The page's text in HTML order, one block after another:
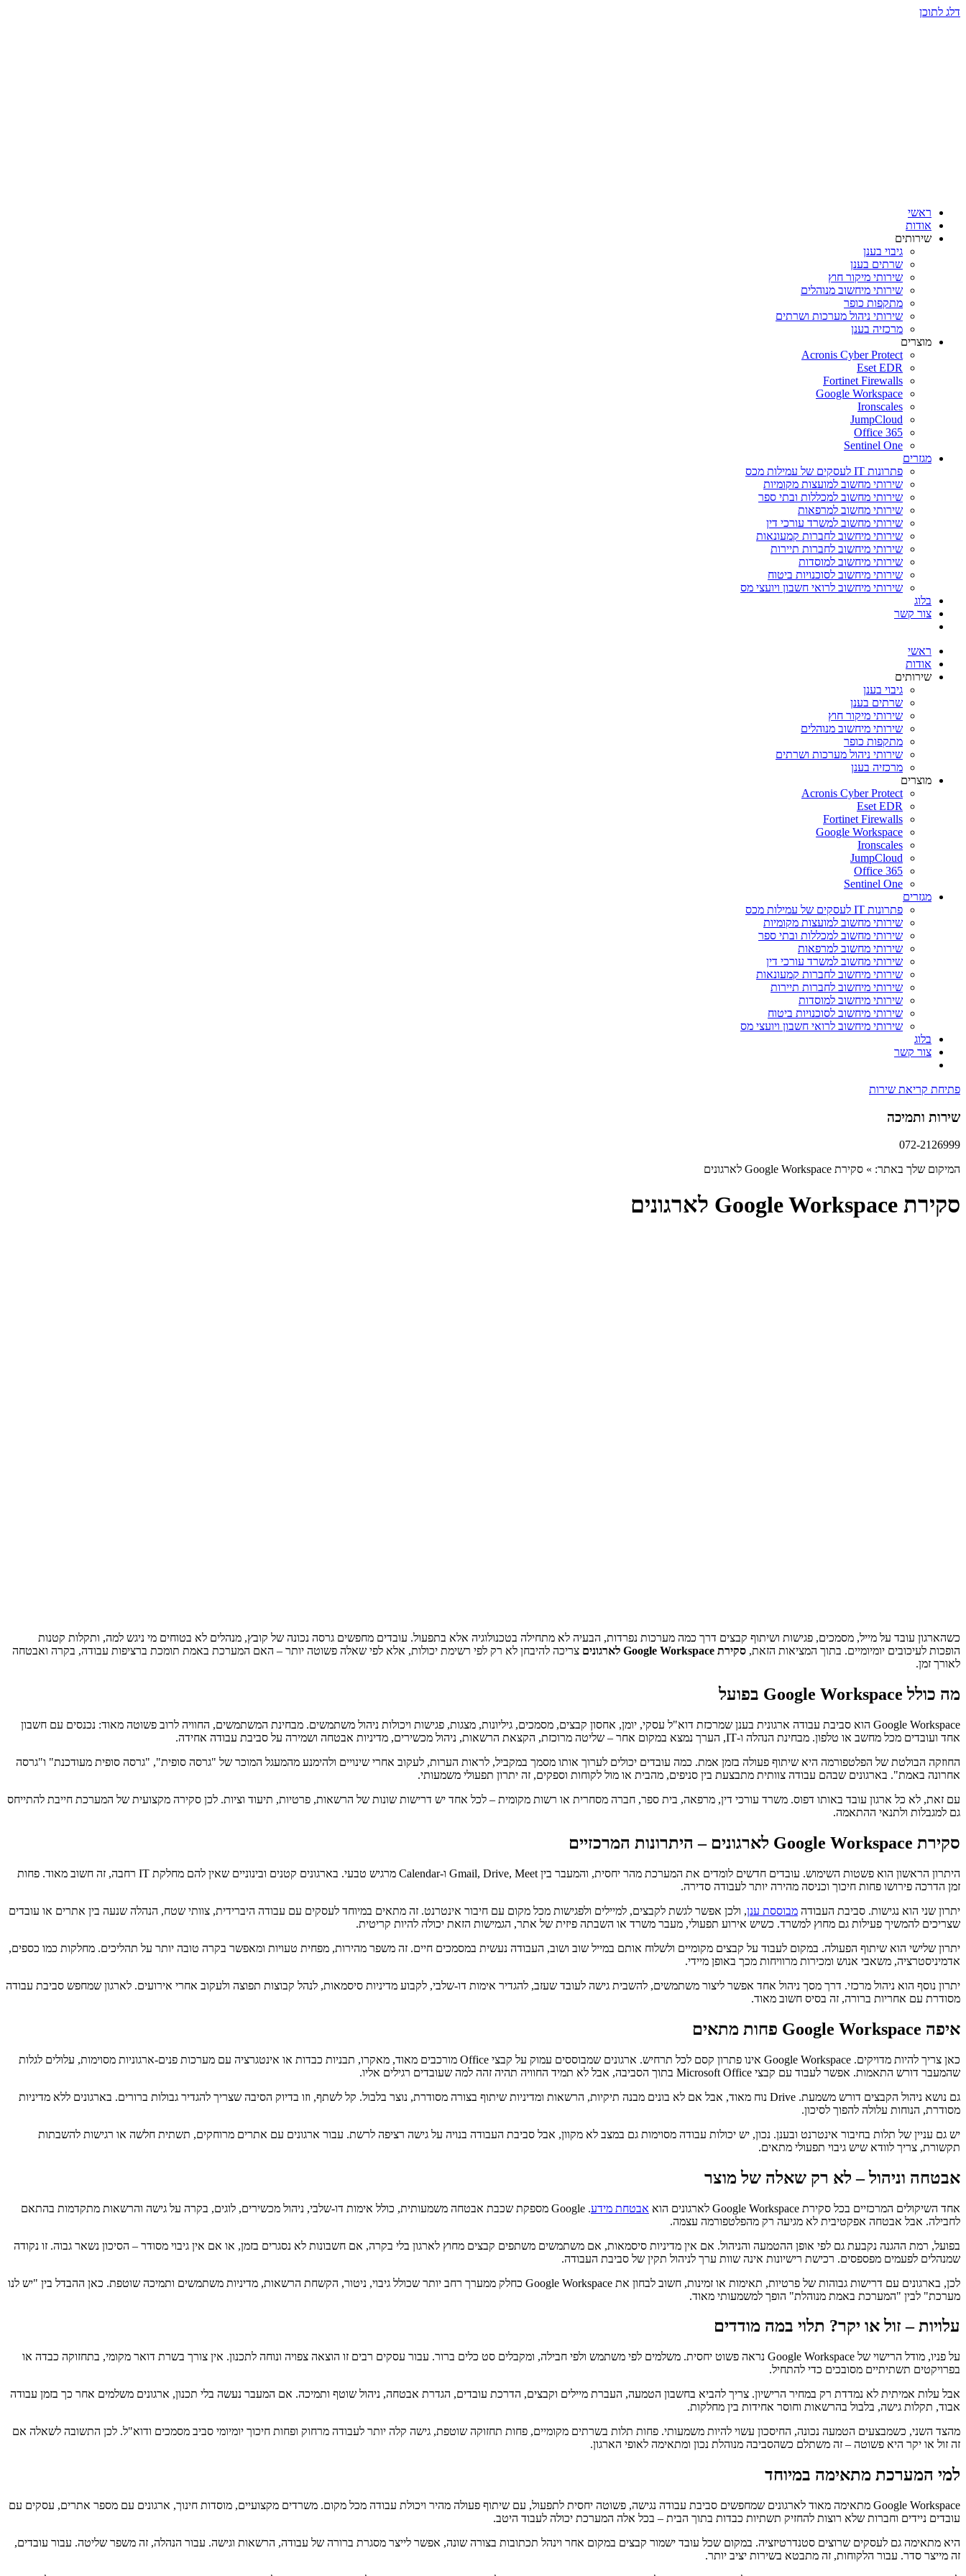
דלג לתוכן
ראשי
אודות
שירותים
גיבוי בענן
שרתים בענן
שירותי מיקור חוץ
שירותי מיחשוב מנוהלים
מתקפות כופר
שירותי ניהול מערכות ושרתים
מרכזיה בענן
מוצרים
Acronis Cyber Protect
Eset EDR
Fortinet Firewalls
Google Workspace
Ironscales
JumpCloud
Office 365
Sentinel One
מגזרים
פתרונות IT לעסקים של עמילות מכס
שירותי מחשוב למועצות מקומיות
שירותי מחשוב למכללות ובתי ספר
שירותי מחשוב למרפאות
שירותי מחשוב למשרד עורכי דין
שירותי מיחשוב לחברות קמעונאות
שירותי מיחשוב לחברות תיירות
שירותי מיחשוב למוסדות
שירותי מיחשוב לסוכנויות ביטוח
שירותי מיחשוב לרואי חשבון ויועצי מס
בלוג
צור קשר
ראשי
אודות
שירותים
גיבוי בענן
שרתים בענן
שירותי מיקור חוץ
שירותי מיחשוב מנוהלים
מתקפות כופר
שירותי ניהול מערכות ושרתים
מרכזיה בענן
מוצרים
Acronis Cyber Protect
Eset EDR
Fortinet Firewalls
Google Workspace
Ironscales
JumpCloud
Office 365
Sentinel One
מגזרים
פתרונות IT לעסקים של עמילות מכס
שירותי מחשוב למועצות מקומיות
שירותי מחשוב למכללות ובתי ספר
שירותי מחשוב למרפאות
שירותי מחשוב למשרד עורכי דין
שירותי מיחשוב לחברות קמעונאות
שירותי מיחשוב לחברות תיירות
שירותי מיחשוב למוסדות
שירותי מיחשוב לסוכנויות ביטוח
שירותי מיחשוב לרואי חשבון ויועצי מס
בלוג
צור קשר
פתיחת קריאת שירות
שירות ותמיכה
072-2126999
המיקום שלך באתר: » סקירת Google Workspace לארגונים
סקירת Google Workspace לארגונים
כשהארגון עובד על מייל, מסמכים, פגישות ושיתוף קבצים דרך כמה מערכות נפרדות, הבעיה לא מתחילה בטכנולוגיה אלא בתפעול. עובדים מחפשים גרסה נכונה של קובץ, מנהלים לא בטוחים מי ניגש למה, ותקלות קטנות
הופכות לעיכובים יומיומיים. בתוך המציאות הזאת, סקירת Google Workspace לארגונים
צריכה להיבחן לא רק לפי רשימת יכולות, אלא לפי שאלה פשוטה יותר – האם המערכת באמת תומכת ברציפות עבודה, בקרה ואבטחה
לאורך זמן.
מה כולל Google Workspace בפועל
Google Workspace הוא סביבת עבודה ארגונית בענן שמרכזת דוא"ל עסקי, יומן, אחסון קבצים, מסמכים, גיליונות, מצגות, פגישות ויכולות ניהול משתמשים. מבחינת המשתמשים, החוויה לרוב פשוטה מאוד: נכנסים עם חשבון
אחד ועובדים מכל מחשב או טלפון. מבחינת הנהלה ו-IT, הערך נמצא במקום אחר – שליטה מרוכזת, הקצאת הרשאות, ניהול מכשירים, מדיניות אבטחה ושמירה על סביבת עבודה אחידה.
החוזקה הבולטת של הפלטפורמה היא שיתוף פעולה בזמן אמת. כמה עובדים יכולים לערוך אותו מסמך במקביל, לראות הערות, לעקוב אחרי שינויים ולהימנע מהמעגל המוכר של "גרסה סופית", "גרסה סופית מעודכנת" ו"גרסה
אחרונה באמת". בארגונים שבהם עבודה צוותית מתבצעת בין סניפים, מהבית או מול לקוחות וספקים, זה יתרון תפעולי משמעותי.
עם זאת, לא כל ארגון עובד באותו דפוס. משרד עורכי דין, מרפאה, בית ספר, חברה מסחרית או רשות מקומית – לכל אחד יש דרישות שונות של הרשאות, פרטיות, תיעוד וציות. לכן סקירה מקצועית של המערכת חייבת להתייחס
גם למגבלות ולתנאי ההתאמה.
סקירת Google Workspace לארגונים – היתרונות המרכזיים
היתרון הראשון הוא פשטות השימוש. עובדים חדשים לומדים את המערכת מהר יחסית, והמעבר בין Gmail, Drive, Meet ו-Calendar מרגיש טבעי. בארגונים קטנים ובינוניים שאין להם מחלקת IT רחבה, זה חשוב מאוד. פחות
זמן הדרכה פירושו פחות חיכוך וכניסה מהירה יותר לעבודה סדירה.
יתרון שני הוא נגישות. סביבת העבודה מבוססת ענן, ולכן אפשר לגשת לקבצים, למיילים ולפגישות מכל מקום עם חיבור אינטרנט. זה מתאים במיוחד לעסקים עם עבודה היברידית, צוותי שטח, הנהלה שנעה בין אתרים או עובדים
שצריכים להמשיך פעילות גם מחוץ למשרד. כשיש אירוע תפעולי, מעבר משרד או השבתה פיזית של אתר, הגמישות הזאת יכולה להיות קריטית.
יתרון שלישי הוא שיתוף הפעולה. במקום לעבוד על קבצים מקומיים ולשלוח אותם במייל שוב ושוב, העבודה נעשית במסמכים חיים. זה משפר מהירות, מפחית טעויות ומאפשר בקרה טובה יותר על תהליכים. מחלקות כמו כספים,
אדמיניסטרציה, משאבי אנוש ומכירות מרוויחות מכך באופן מיידי.
יתרון נוסף הוא ניהול מרכזי. דרך מסך ניהול אחד אפשר ליצור משתמשים, להשבית גישה לעובד שעזב, להגדיר אימות דו-שלבי, לקבוע מדיניות סיסמאות, לנהל קבוצות תפוצה ולעקוב אחרי אירועים. לארגון שמחפש סביבת עבודה
מסודרת עם אחריות ברורה, זה בסיס חשוב מאוד.
איפה Google Workspace פחות מתאים
כאן צריך להיות מדויקים. Google Workspace אינו פתרון קסם לכל תרחיש. ארגונים שמבוססים עמוק על קבצי Office מורכבים מאוד, מאקרו, תבניות כבדות או אינטגרציה עם מערכות פנים-ארגוניות מסוימות, עלולים לגלות
שהמעבר דורש התאמות. אפשר לעבוד עם קבצי Microsoft Office בתוך הסביבה, אבל לא תמיד החוויה תהיה זהה למה שעובדים רגילים אליו.
גם נושא ניהול הקבצים דורש משמעת. Drive נוח מאוד, אבל אם לא בונים מבנה תיקיות, הרשאות ומדיניות שיתוף בצורה מסודרת, נוצר בלבול. קל לשתף, וזו בדיוק הסיבה שצריך להגדיר גבולות ברורים. בארגונים ללא מדיניות
מסודרת, הנוחות עלולה להפוך לסיכון.
יש גם עניין של תלות בחיבור אינטרנט ובענן. נכון, יש יכולות עבודה מסוימות גם במצב לא מקוון, אבל סביבת העבודה בנויה על גישה רציפה לרשת. עבור ארגונים עם אתרים מרוחקים, תשתית חלשה או רגישות להשבתות
תקשורת, צריך לוודא שיש גיבוי תפעולי מתאים.
אבטחה וניהול – לא רק שאלה של מוצר
אחד השיקולים המרכזיים בכל סקירת Google Workspace לארגונים הוא אבטחת מידע
. Google מספקת שכבת אבטחה משמעותית, כולל אימות דו-שלבי, ניהול מכשירים, לוגים, בקרה על גישה והרשאות מתקדמות בהתאם
לחבילה. אבל אבטחה אפקטיבית לא מגיעה רק מהפלטפורמה עצמה.
בפועל, רמת ההגנה נקבעת גם לפי אופן ההטמעה והניהול. אם אין מדיניות סיסמאות, אם משתמשים משתפים קבצים מחוץ לארגון בלי בקרה, אם חשבונות לא נסגרים בזמן, או אם אין גיבוי מסודר – הסיכון נשאר גבוה. זו נקודה
שמנהלים לפעמים מפספסים. רכישת רישיונות אינה שוות ערך לניהול תקין של סביבת העבודה.
לכן, בארגונים עם דרישות גבוהות של פרטיות, תאימות או זמינות, חשוב לבחון את Google Workspace כחלק ממערך רחב יותר שכולל גיבוי, ניטור, הקשחת הרשאות, מדיניות משתמשים ותמיכה שוטפת. כאן ההבדל בין "יש לנו
מערכת" לבין "המערכת באמת מנוהלת" הופך למשמעותי מאוד.
עלויות – זול או יקר? תלוי במה מודדים
על פניו, מודל הרישוי של Google Workspace נראה פשוט יחסית. משלמים לפי משתמש ולפי חבילה, ומקבלים סט כלים ברור. עבור עסקים רבים זו הוצאה צפויה ונוחה לתכנון. אין צורך בשרת דואר מקומי, בתחזוקה כבדה או
בפרויקטים תשתיתיים מסובכים כדי להתחיל.
אבל עלות אמיתית לא נמדדת רק במחיר הרישיון. צריך להביא בחשבון הטמעה, העברת מיילים וקבצים, הדרכת עובדים, הגדרת אבטחה, ניהול שוטף ותמיכה. אם המעבר נעשה בלי תכנון, ארגונים משלמים אחר כך בזמן עבודה
אבוד, תקלות גישה, בלבול בהרשאות וחוסר אחידות בין מחלקות.
מהצד השני, כשמבצעים הטמעה נכונה, החיסכון עשוי להיות משמעותי. פחות תלות בשרתים מקומיים, פחות תחזוקה שוטפת, גישה קלה יותר לעבודה מרחוק ופחות חיכוך יומיומי סביב מסמכים ודוא"ל. לכן התשובה לשאלה אם
זה זול או יקר היא פשוטה – זה משתלם כשהסביבה מנוהלת נכון ומתאימה לאופי הארגון.
למי המערכת מתאימה במיוחד
Google Workspace מתאימה מאוד לארגונים שמחפשים סביבת עבודה נגישה, פשוטה יחסית לתפעול, עם שיתוף פעולה מהיר ויכולת עבודה מכל מקום. משרדים מקצועיים, מוסדות חינוך, ארגונים עם מספר אתרים, עסקים עם
עובדים ניידים וחברות שלא רוצות להחזיק תשתיות כבדות בתוך הבית – בכל אלה המערכת יכולה לעבוד היטב.
היא מתאימה גם לעסקים שרוצים סטנדרטיזציה. במקום שכל עובד ישמור קבצים במקום אחר וינהל תכתובות בצורה שונה, אפשר לייצר מסגרת ברורה של עבודה, הרשאות וגישה. עבור הנהלה, זה משפר שליטה. עבור עובדים,
זה מייצר סדר. עבור הלקוחות, זה מתבטא בשירות יציב יותר.